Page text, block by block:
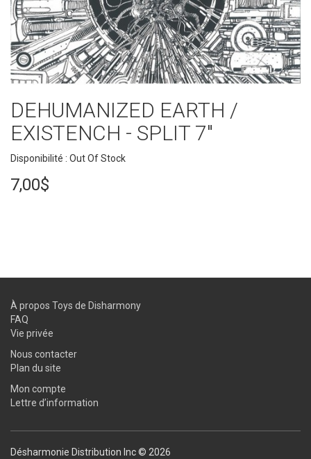
DEHUMANIZED EARTH /
EXISTENCH - SPLIT 7"
Disponibilité : Out Of Stock
7,00$
À propos Toys de Disharmony
FAQ
Vie privée
Nous contacter
Plan du site
Mon compte
Lettre d’information
Désharmonie Distribution Inc © 2026